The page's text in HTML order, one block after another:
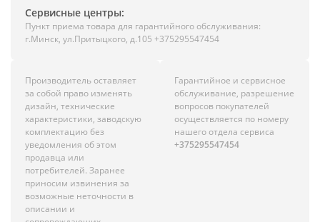
Сервисные центры:
Пункт приема товара для гарантийного обслуживания:
г.Минск, ул.Притыцкого, д.105 +375295547454
Производитель оставляет
за собой право изменять
дизайн, технические
характеристики, заводскую
комплектацию без
уведомления об этом
продавца или
потребителей. Заранее
приносим извинения за
возможные неточности в
описании и
Гарантийное и сервисное
обслуживание, разрешение
вопросов покупателей
осуществляется по номеру
нашего отдела сервиса
+375295547454